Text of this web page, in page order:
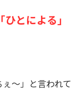
「ひとによる」
～」と言われて